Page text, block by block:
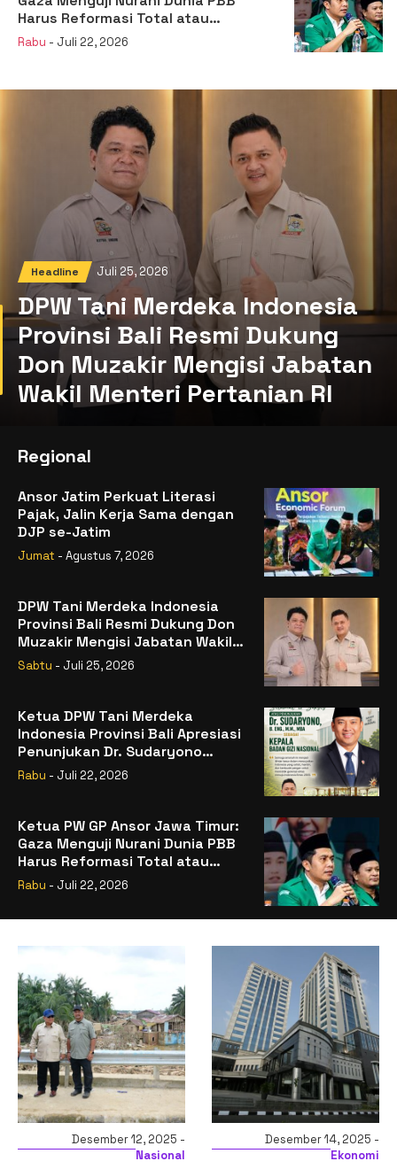
Harus Reformasi Total atau
Kehilangan Legitimasi
Rabu - Juli 22, 2026
Headline Juli 25, 2026
DPW Tani Merdeka Indonesia
Provinsi Bali Resmi Dukung
Don Muzakir Mengisi Jabatan
Wakil Menteri Pertanian RI
Regional
Ansor Jatim Perkuat Literasi
Pajak, Jalin Kerja Sama dengan
DJP se-Jatim
Jumat - Agustus 7, 2026
DPW Tani Merdeka Indonesia
Provinsi Bali Resmi Dukung Don
Muzakir Mengisi Jabatan Wakil
Menteri Pertanian RI
Sabtu - Juli 25, 2026
Ketua DPW Tani Merdeka
Indonesia Provinsi Bali Apresiasi
Penunjukan Dr. Sudaryono
sebagai Kepala Badan Gizi
Rabu - Juli 22, 2026
Ketua PW GP Ansor Jawa Timur:
Gaza Menguji Nurani Dunia PBB
Harus Reformasi Total atau
Kehilangan Legitimasi
Rabu - Juli 22, 2026
Desember 12, 2025 -
Nasional
Desember 14, 2025 -
Ekonomi